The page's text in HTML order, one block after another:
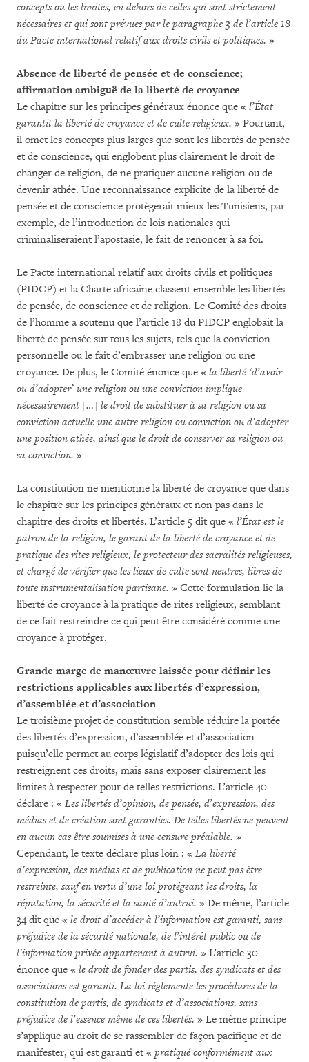
concepts ou les limites, en dehors de celles qui sont strictement
nécessaires et qui sont prévues par le paragraphe 3 de l’article 18
du Pacte international relatif aux droits civils et politiques. »
Absence de liberté de pensée et de conscience;
affirmation ambiguë de la liberté de croyance
Le chapitre sur les principes généraux énonce que « l’État
garantit la liberté de croyance et de culte religieux. » Pourtant,
il omet les concepts plus larges que sont les libertés de pensée
et de conscience, qui englobent plus clairement le droit de
changer de religion, de ne pratiquer aucune religion ou de
devenir athée. Une reconnaissance explicite de la liberté de
pensée et de conscience protègerait mieux les Tunisiens, par
exemple, de l’introduction de lois nationales qui
criminaliseraient l’apostasie, le fait de renoncer à sa foi.
Le Pacte international relatif aux droits civils et politiques
(PIDCP) et la Charte africaine classent ensemble les libertés
de pensée, de conscience et de religion. Le Comité des droits
de l’homme a soutenu que l’article 18 du PIDCP englobait la
liberté de pensée sur tous les sujets, tels que la conviction
personnelle ou le fait d’embrasser une religion ou une
croyance. De plus, le Comité énonce que « la liberté ‘d’avoir
ou d’adopter’ une religion ou une conviction implique
nécessairement […] le droit de substituer à sa religion ou sa
conviction actuelle une autre religion ou conviction ou d’adopter
une position athée, ainsi que le droit de conserver sa religion ou
sa conviction. »
La constitution ne mentionne la liberté de croyance que dans
le chapitre sur les principes généraux et non pas dans le
chapitre des droits et libertés. L’article 5 dit que « l’État est le
patron de la religion, le garant de la liberté de croyance et de
pratique des rites religieux, le protecteur des sacralités religieuses,
et chargé de vérifier que les lieux de culte sont neutres, libres de
toute instrumentalisation partisane. » Cette formulation lie la
liberté de croyance à la pratique de rites religieux, semblant
de ce fait restreindre ce qui peut être considéré comme une
croyance à protéger.
Grande marge de manœuvre laissée pour définir les
restrictions applicables aux libertés d’expression,
d’assemblée et d’association
Le troisième projet de constitution semble réduire la portée
des libertés d’expression, d’assemblée et d’association
puisqu’elle permet au corps législatif d’adopter des lois qui
restreignent ces droits, mais sans exposer clairement les
limites à respecter pour de telles restrictions. L’article 40
déclare : « Les libertés d’opinion, de pensée, d’expression, des
médias et de création sont garanties. De telles libertés ne peuvent
en aucun cas être soumises à une censure préalable. »
Cependant, le texte déclare plus loin : « La liberté
d’expression, des médias et de publication ne peut pas être
restreinte, sauf en vertu d’une loi protégeant les droits, la
réputation, la sécurité et la santé d’autrui. » De même, l’article
34 dit que « le droit d’accéder à l’information est garanti, sans
préjudice de la sécurité nationale, de l’intérêt public ou de
l’information privée appartenant à autrui. » L’article 30
énonce que « le droit de fonder des partis, des syndicats et des
associations est garanti. La loi réglemente les procédures de la
constitution de partis, de syndicats et d’associations, sans
préjudice de l’essence même de ces libertés. » Le même principe
s’applique au droit de se rassembler de façon pacifique et de
manifester, qui est garanti et « pratiqué conformément aux